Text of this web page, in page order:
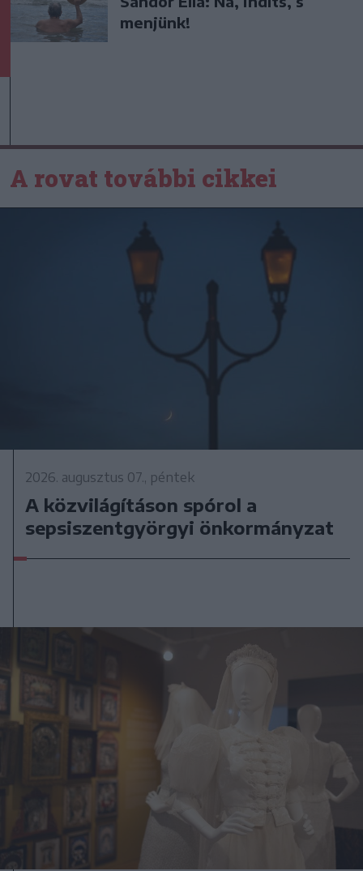
menjünk!
A rovat további cikkei
2026. augusztus 07., péntek
A közvilágításon spórol a
sepsiszentgyörgyi önkormányzat